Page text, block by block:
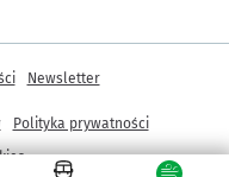
główna - wroclaw.pl
Newsletter
Polityka prywatności